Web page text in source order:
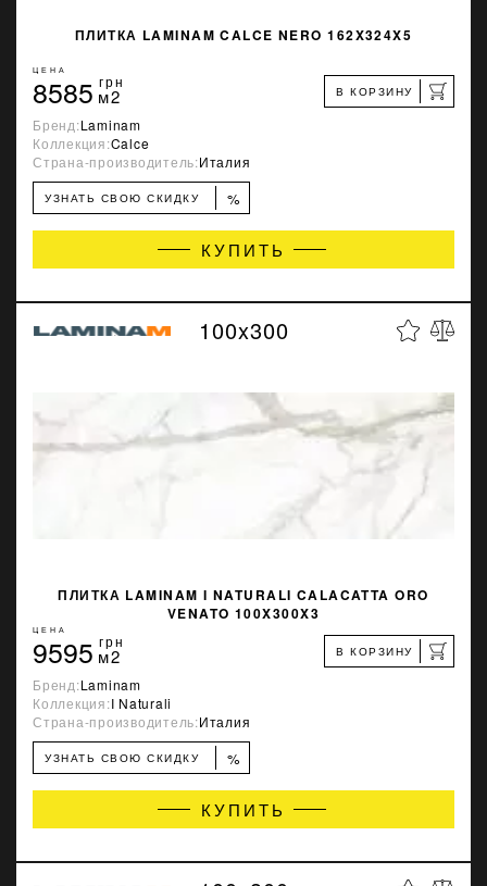
ПЛИТКА LAMINAM CALCE NERO 162X324X5
ЦЕНА
8585 грн
м2 В КОРЗИНУ
Бренд:Laminam
Коллекция:Calce
Страна-производитель:Италия
УЗНАТЬ СВОЮ СКИДКУ %
КУПИТЬ
100x300
ПЛИТКА LAMINAM I NATURALI CALACATTA ORO
VENATO 100X300X3
ЦЕНА
9595 грн
м2 В КОРЗИНУ
Бренд:Laminam
Коллекция:I Naturali
Страна-производитель:Италия
УЗНАТЬ СВОЮ СКИДКУ %
КУПИТЬ